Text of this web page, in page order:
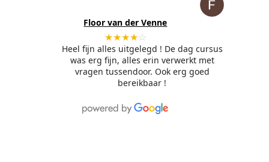
Floor van der Venne
★★★★☆
Heel fijn alles uitgelegd ! De dag cursus
was erg fijn, alles erin verwerkt met
vragen tussendoor. Ook erg goed
bereikbaar !